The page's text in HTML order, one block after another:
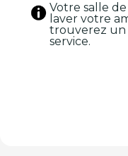
Votre salle
laver votre
trouverez un
service.